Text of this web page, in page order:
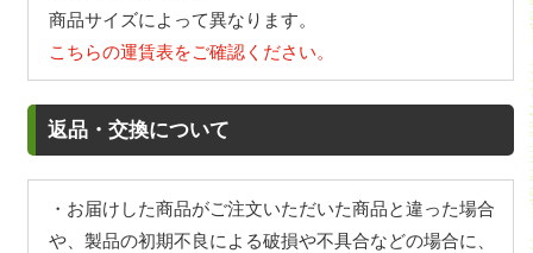
商品サイズによって異なります。
こちらの運賃表をご確認ください。
返品・交換について
・お届けした商品がご注文いただいた商品と違った場合
や、製品の初期不良による破損や不具合などの場合に、